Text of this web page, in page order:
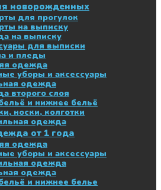
новорожденных
для прогулок
на выписку
на выписку
для выписки
и пледы
одежда
уборы и аксессуары
одежда
второго слоя
и нижнее бельё
носки, колготки
одежда
от 1 года
одежда
уборы и аксессуары
одежда
одежда
и нижнее белье